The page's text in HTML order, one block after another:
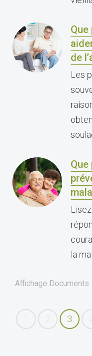
de
Les
la
Affichage Documents
3